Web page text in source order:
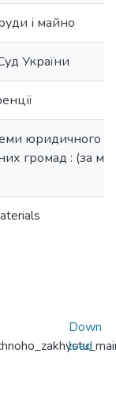
і майно
України
юридичного
громад : (за
Down
load